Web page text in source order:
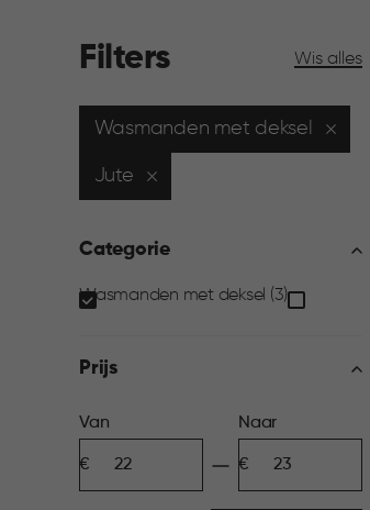
Filters Wis alles
Wasmanden met deksel
Jute
Categorie
Categorie
filter
Wasmanden met deksel (3)
Prijs
Prijs
filter
Van
Naar